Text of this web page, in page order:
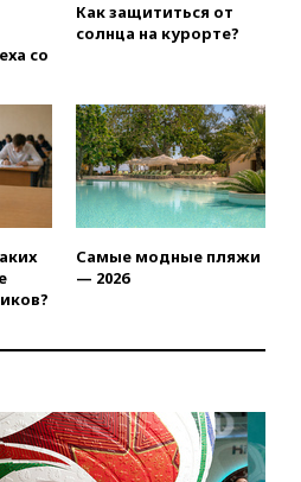
рассорить Россию и Казахстан
обречены на провал
химической безопасности
01:00
Трамп: США сами
нуждаются в дальнобойных
ракетах и системах Patriot
00:01
Трамп заявил о
необходимости пополнения
арсенала США
нежелательной организацией
ребенок и женщина погибли
при падении деревьев во
время урагана
со
Как защититься от
солнца на курорте?
Самые модные пляжи
— 2026